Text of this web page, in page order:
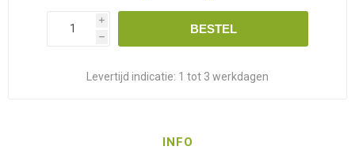
i
h
BESTEL
Levertijd indicatie: 1 tot 3 werkdagen
INFO